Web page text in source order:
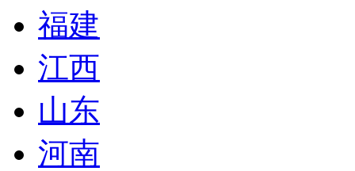
福建
江西
山东
河南